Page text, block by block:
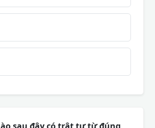
sau đây có trật tự từ đúng